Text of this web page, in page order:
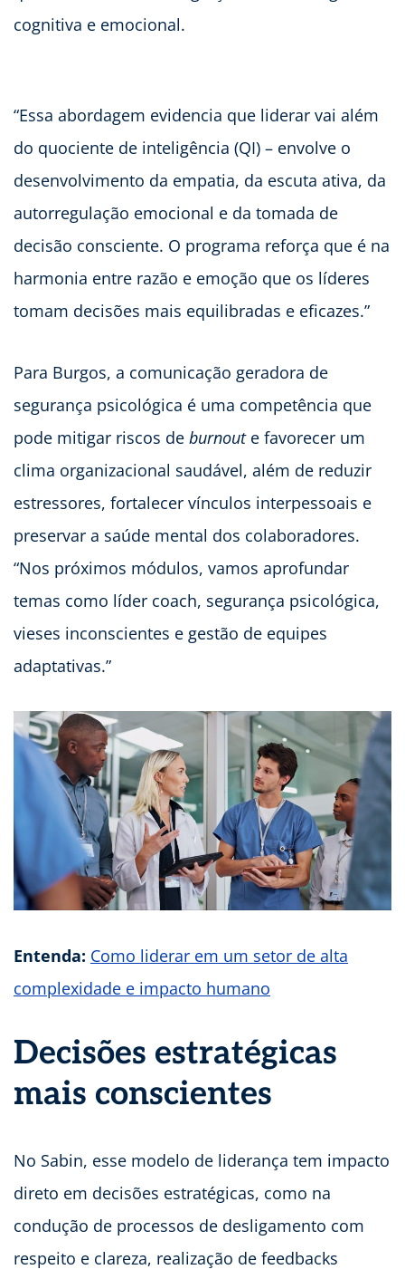
cognitiva e emocional.
“Essa abordagem evidencia que liderar vai além
do quociente de inteligência (QI) – envolve o
desenvolvimento da empatia, da escuta ativa, da
autorregulação emocional e da tomada de
decisão consciente. O programa reforça que é na
harmonia entre razão e emoção que os líderes
tomam decisões mais equilibradas e eficazes.”
Para Burgos, a comunicação geradora de
segurança psicológica é uma competência que
pode mitigar riscos de burnoute favorecer um
clima organizacional saudável, além de reduzir
estressores, fortalecer vínculos interpessoais e
preservar a saúde mental dos colaboradores.
“Nos próximos módulos, vamos aprofundar
temas como líder coach, segurança psicológica,
vieses inconscientes e gestão de equipes
adaptativas.”
Entenda: Como liderar em um setor de alta
complexidade e impacto humano
Decisões estratégicas
mais conscientes
No Sabin, esse modelo de liderança tem impacto
direto em decisões estratégicas, como na
condução de processos de desligamento com
respeito e clareza, realização de feedbacks